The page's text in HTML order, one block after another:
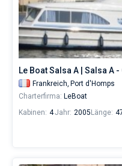
Le Boat Salsa A | Salsa A
Frankreich, Port d'Homps
Charterfirma: LeBoat
Kabinen: 4Jahr: 2005 Länge: